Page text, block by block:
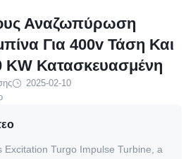
Αναζωπύρωση
Για 400v Τάση Και
KW Κατασκευασμένη
2025-02-10
Excitation Turgo Impulse Turbine, a